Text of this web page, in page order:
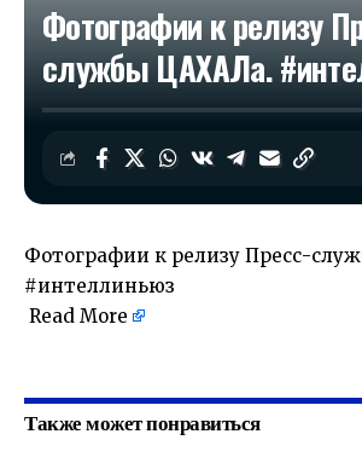
Фотографии к релизу
службы ЦАХАЛа.
Фотографии к релизу Пресс-
#интеллиньюз
Read More
Также может понравиться